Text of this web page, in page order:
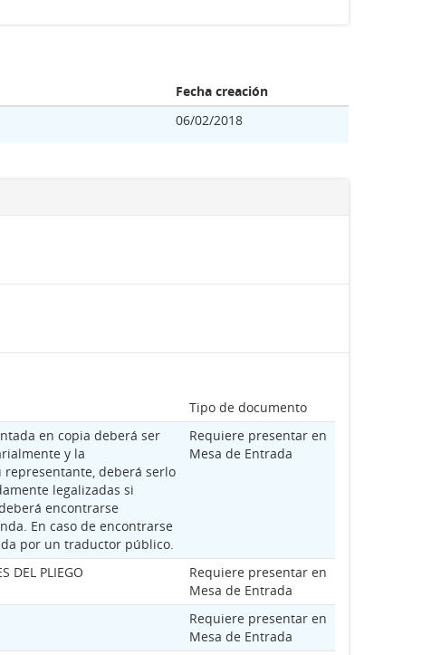
Fecha creación
06/02/2018
Tipo de documento
en copia deberá ser
y la
deberá serlo
legalizadas si
encontrarse
En caso de encontrarse
por un traductor público.
Requiere presentar en
Mesa de Entrada
DEL PLIEGO
Requiere presentar en
Mesa de Entrada
Requiere presentar en
Mesa de Entrada